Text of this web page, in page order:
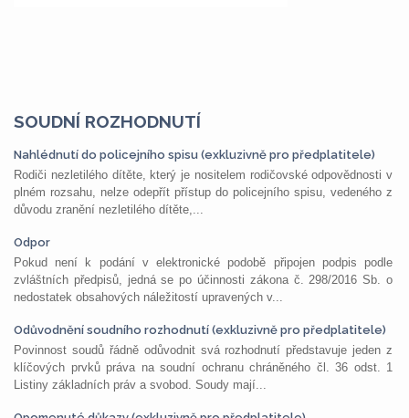
SOUDNÍ ROZHODNUTÍ
Nahlédnutí do policejního spisu (exkluzivně pro předplatitele)
Rodiči nezletilého dítěte, který je nositelem rodičovské odpovědnosti v
plném rozsahu, nelze odepřít přístup do policejního spisu, vedeného z
důvodu zranění nezletilého dítěte,...
Odpor
Pokud není k podání v elektronické podobě připojen podpis podle
zvláštních předpisů, jedná se po účinnosti zákona č. 298/2016 Sb. o
nedostatek obsahových náležitostí upravených v...
Odůvodnění soudního rozhodnutí (exkluzivně pro předplatitele)
Povinnost soudů řádně odůvodnit svá rozhodnutí představuje jeden z
klíčových prvků práva na soudní ochranu chráněného čl. 36 odst. 1
Listiny základních práv a svobod. Soudy mají...